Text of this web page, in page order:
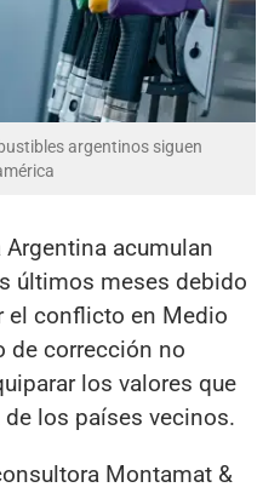
argentinos siguen
acumulan
últimos meses debido
el conflicto en Medio
de corrección no
los valores que
los países vecinos.
Montamat &